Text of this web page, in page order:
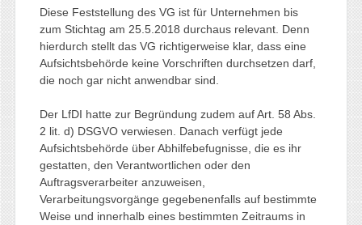
Diese Feststellung des VG ist für Unternehmen bis
zum Stichtag am 25.5.2018 durchaus relevant. Denn
hierdurch stellt das VG richtigerweise klar, dass eine
Aufsichtsbehörde keine Vorschriften durchsetzen darf,
die noch gar nicht anwendbar sind.
Der LfDI hatte zur Begründung zudem auf Art. 58 Abs.
2 lit. d) DSGVO verwiesen. Danach verfügt jede
Aufsichtsbehörde über Abhilfebefugnisse, die es ihr
gestatten, den Verantwortlichen oder den
Auftragsverarbeiter anzuweisen,
Verarbeitungsvorgänge gegebenenfalls auf bestimmte
Weise und innerhalb eines bestimmten Zeitraums in